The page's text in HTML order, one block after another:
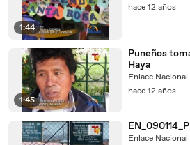
1:44
hace 12 años
1:45
Puneños
Haya
Enlace Nacional
hace 12 años
Enlace Nacional